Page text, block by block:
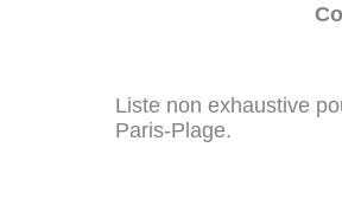
Liste non exhaustive
Paris-Plage.